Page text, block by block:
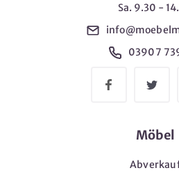
Sa. 9.30 -
03907
Möbel